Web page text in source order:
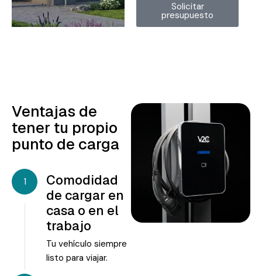
Solicitar
presupuesto
Ventajas de
tener tu propio
punto de carga
1
Comodidad
de cargar en
casa o en el
trabajo
Tu vehículo siempre
listo para viajar.